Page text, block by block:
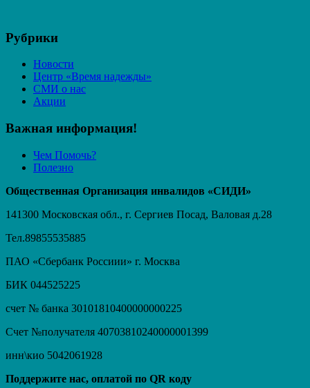
Рубрики
Новости
Центр «Время надежды»
СМИ о нас
Акции
Важная информация!
Чем Помочь?
Полезно
Общественная Организация инвалидов «СИДИ»
141300 Московская обл., г. Сергиев Посад, Валовая д.28
Тел.89855535885
ПАО «Сбербанк Россиии» г. Москва
БИК 044525225
счет № банка 30101810400000000225
Счет №получателя 40703810240000001399
инн\кио 5042061928
Поддержите нас, оплатой по QR коду